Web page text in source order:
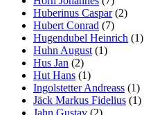
Huberinus Caspar(2)
Hubert Conrad (7)
Hugendubel Heinrich (1)
Huhn August (1)
Hus Jan (2)
Hut Hans (1)
Ingolstetter Andreass (1)
Jäck Markus Fidelius (1)
Jahn Gustav (2)